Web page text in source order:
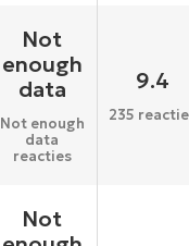
Not
enough
data
Not enough
data
reacties
9.4
235
Not